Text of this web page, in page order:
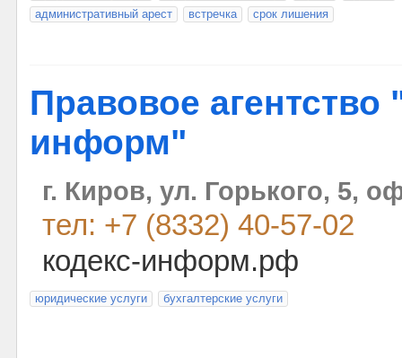
административный арест
встречка срок лишения
Правовое
информ"
г. Киров, ул. Горького, 5,
тел: +7 (8332) 40-57-02
кодекс-информ.рф
юридические услуги бухгалтерские услуги